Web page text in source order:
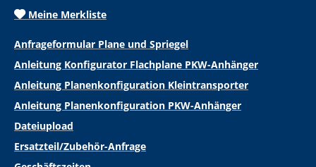
Meine Merkliste
Anfrageformular Plane und Spriegel
Anleitung Konfigurator Flachplane PKW-Anhänger
Anleitung Planenkonfiguration Kleintransporter
Anleitung Planenkonfiguration PKW-Anhänger
Dateiupload
Ersatzteil/Zubehör-Anfrage